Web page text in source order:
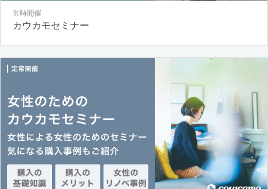
常時開催
カウカモセミナー